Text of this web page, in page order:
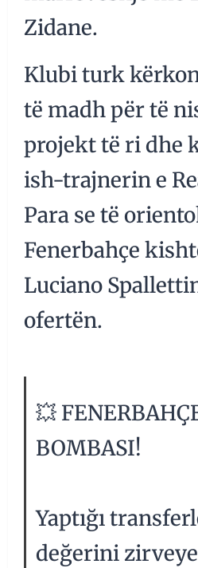
Zidane.
Klubi turk
të madh për të
projekt të ri dhe
ish-trajnerin e
Para se të
Fenerbahçe
Luciano
ofertën.
💥
BOMBASI!
Yaptığı
değerini zirveye